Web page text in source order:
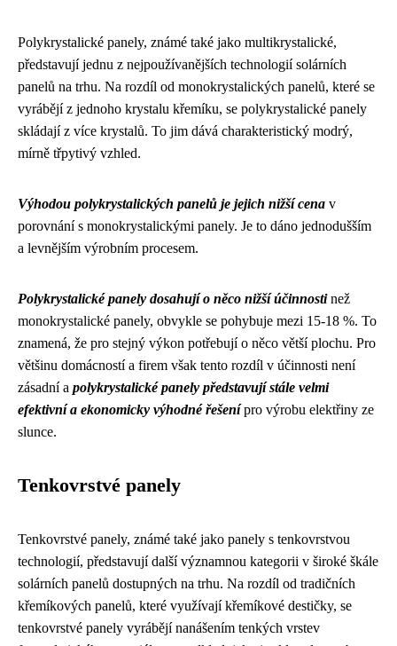
Polykrystalické panely, známé také jako multikrystalické,
představují jednu z nejpoužívanějších technologií solárních
panelů na trhu. Na rozdíl od monokrystalických panelů, které se
vyrábějí z jednoho krystalu křemíku, se polykrystalické panely
skládají z více krystalů. To jim dává charakteristický modrý,
mírně třpytivý vzhled.
Výhodou polykrystalických panelů je jejich nižší cena v
porovnání s monokrystalickými panely. Je to dáno jednodušším
a levnějším výrobním procesem.
Polykrystalické panely dosahují o něco nižší účinnostinež
monokrystalické panely, obvykle se pohybuje mezi 15-18 %. To
znamená, že pro stejný výkon potřebují o něco větší plochu. Pro
většinu domácností a firem však tento rozdíl v účinnosti není
zásadní a polykrystalické panely představují stále velmi
efektivní a ekonomicky výhodné řešenípro výrobu elektřiny ze
slunce.
Tenkovrstvé panely
Tenkovrstvé panely, známé také jako panely s tenkovrstvou
technologií, představují další významnou kategorii v široké škále
solárních panelů dostupných na trhu. Na rozdíl od tradičních
křemíkových panelů, které využívají křemíkové destičky, se
tenkovrstvé panely vyrábějí nanášením tenkých vrstev